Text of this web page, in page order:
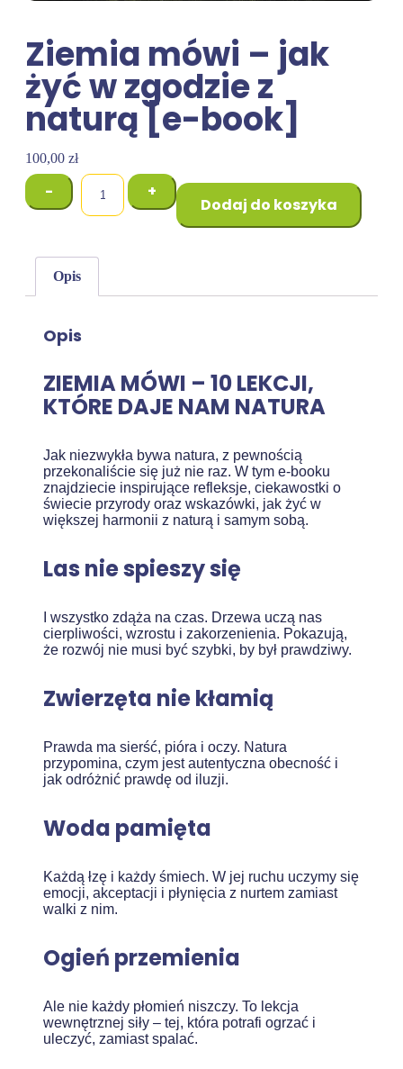
Ziemia mówi – jak
żyć w zgodzie z
naturą [e-book]
100,00 zł
- +
Dodaj do koszyka
Opis
Opis
ZIEMIA MÓWI – 10 LEKCJI,
KTÓRE DAJE NAM NATURA
Jak niezwykła bywa natura, z pewnością
przekonaliście się już nie raz. W tym e-booku
znajdziecie inspirujące refleksje, ciekawostki o
świecie przyrody oraz wskazówki, jak żyć w
większej harmonii z naturą i samym sobą.
Las nie spieszy się
I wszystko zdąża na czas. Drzewa uczą nas
cierpliwości, wzrostu i zakorzenienia. Pokazują,
że rozwój nie musi być szybki, by był prawdziwy.
Zwierzęta nie kłamią
Prawda ma sierść, pióra i oczy. Natura
przypomina, czym jest autentyczna obecność i
jak odróżnić prawdę od iluzji.
Woda pamięta
Każdą łzę i każdy śmiech. W jej ruchu uczymy się
emocji, akceptacji i płynięcia z nurtem zamiast
walki z nim.
Ogień przemienia
Ale nie każdy płomień niszczy. To lekcja
wewnętrznej siły – tej, która potrafi ogrzać i
uleczyć, zamiast spalać.